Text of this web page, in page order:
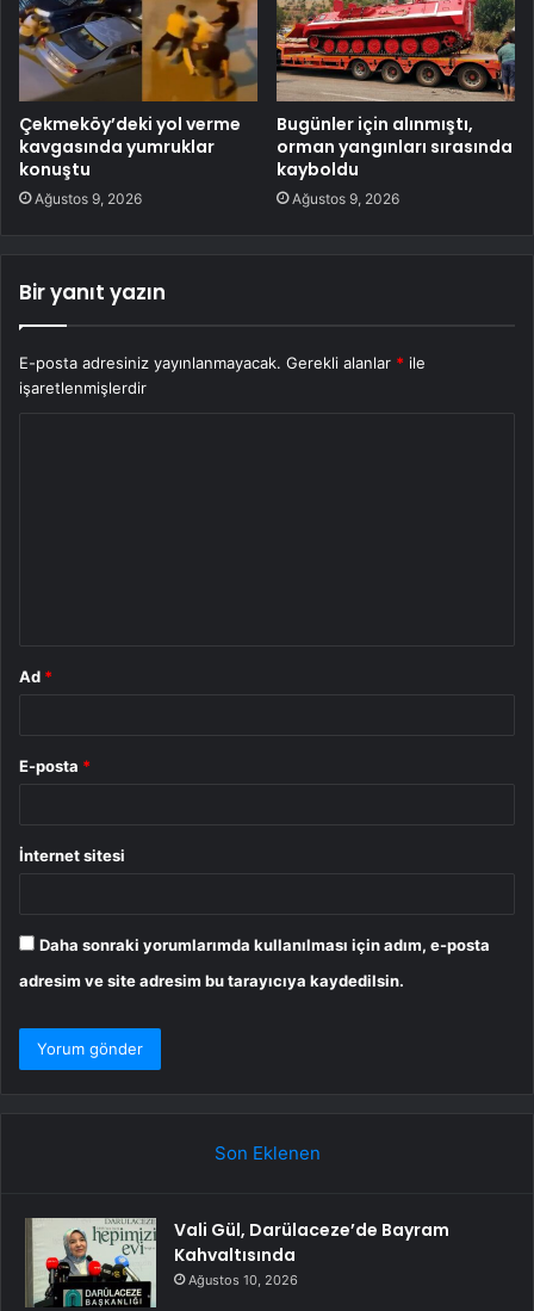
Çekmeköy’deki yol verme
kavgasında yumruklar
konuştu
Ağustos 9, 2026
Bugünler için alınmıştı,
orman yangınları sırasında
kayboldu
Ağustos 9, 2026
Bir yanıt yazın
E-posta adresiniz yayınlanmayacak. Gerekli alanlar * ile
işaretlenmişlerdir
Ad *
E-posta *
İnternet sitesi
Daha sonraki yorumlarımda kullanılması için adım, e-posta
adresim ve site adresim bu tarayıcıya kaydedilsin.
Son Eklenen
Vali Gül, Darülaceze’de Bayram
Kahvaltısında
Ağustos 10, 2026